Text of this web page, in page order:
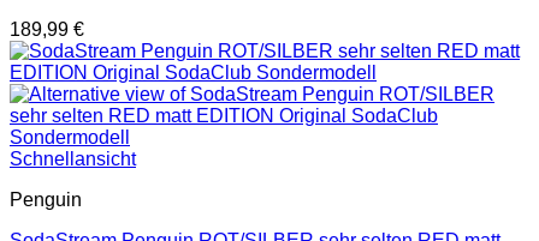
189,99 €
Schnellansicht
Penguin